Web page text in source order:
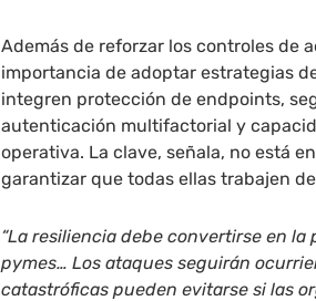
Además de reforzar los controles de
importancia de adoptar estrategias
integren protección de endpoints,
autenticación multifactorial y
operativa. La clave, señala, no está
garantizar que todas ellas trabajen
“La resiliencia debe convertirse en
pymes… Los ataques seguirán
catastróficas pueden evitarse si las